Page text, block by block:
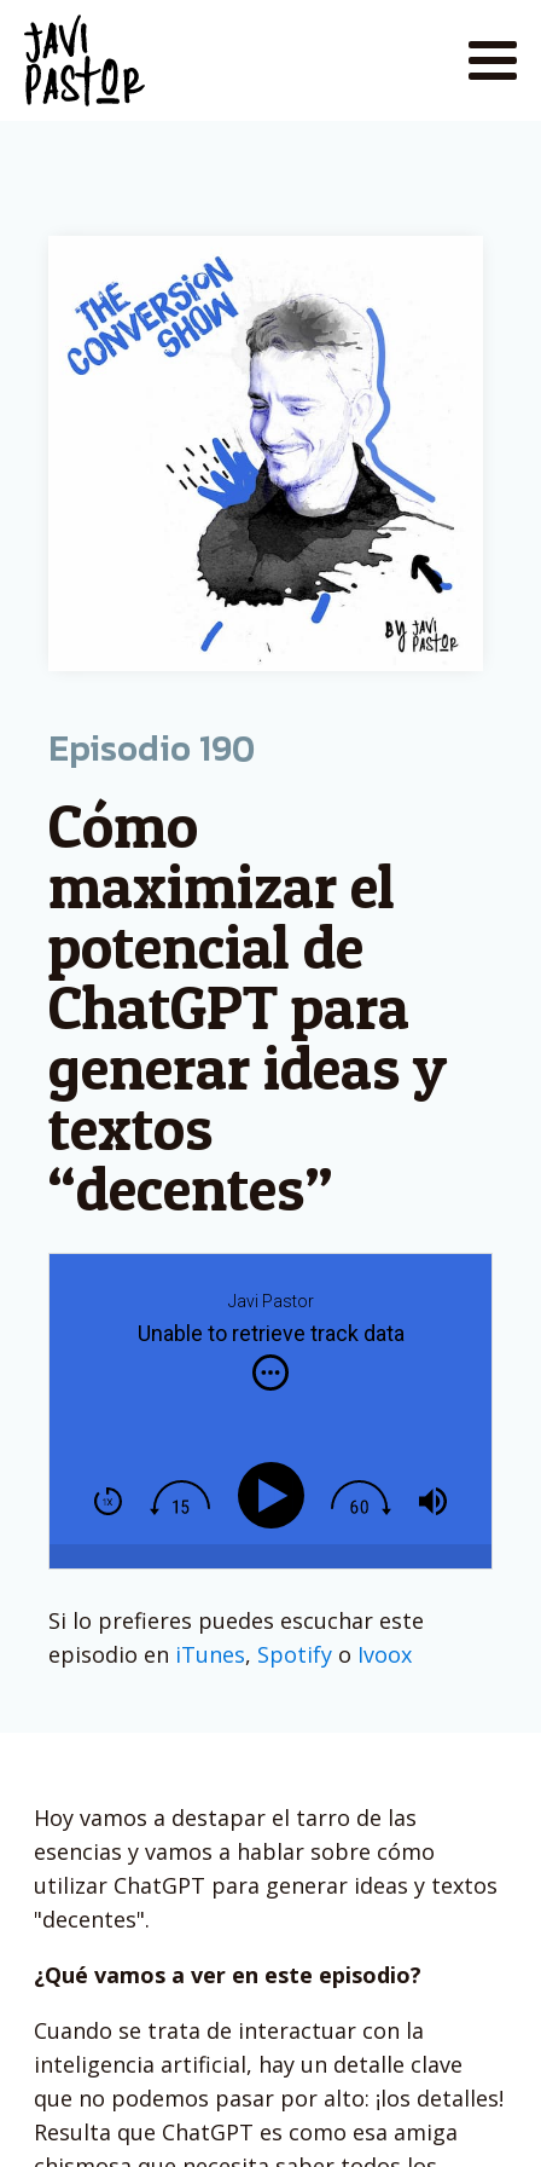
Episodio 190
Cómo
maximizar el
potencial de
ChatGPT para
generar ideas y
textos
“decentes”
Javi Pastor
Unable to retrieve track data
Si lo prefieres puedes escuchar este
episodio en iTunes, Spotify o Ivoox
Hoy vamos a destapar el tarro de las
esencias y vamos a hablar sobre cómo
utilizar ChatGPT para generar ideas y textos
"decentes".
¿Qué vamos a ver en este episodio?
Cuando se trata de interactuar con la
inteligencia artificial, hay un detalle clave
que no podemos pasar por alto: ¡los detalles!
Resulta que ChatGPT es como esa amiga